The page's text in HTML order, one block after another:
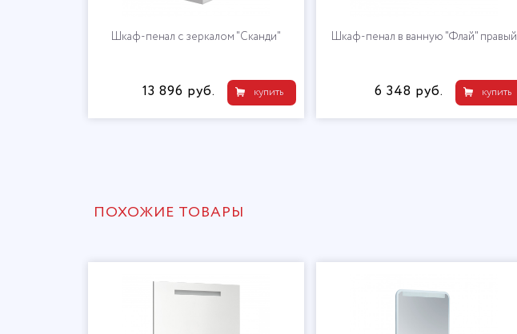
Шкаф-пенал с зеркалом "Сканди"
купить
13 896 руб.
Шкаф-пенал в ванную "Флай" правый
купить
6 348 руб.
ПОХОЖИЕ ТОВАРЫ